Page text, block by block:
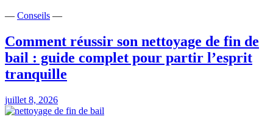
— Conseils —
Comment réussir son nettoyage de fin de
bail : guide complet pour partir l’esprit
tranquille
juillet 8, 2026